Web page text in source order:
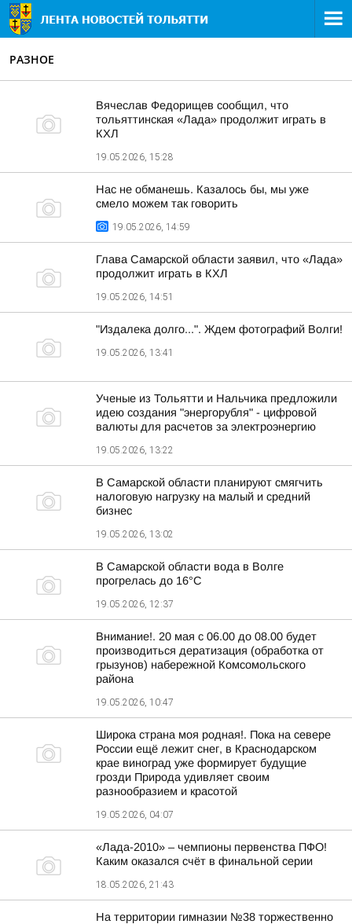
РАЗНОЕ
Вячеслав Федорищев сообщил, что
тольяттинская «Лада» продолжит играть в
КХЛ
19.05.2026, 15:28
Нас не обманешь. Казалось бы, мы уже
смело можем так говорить
19.05.2026, 14:59
Глава Самарской области заявил, что «Лада»
продолжит играть в КХЛ
19.05.2026, 14:51
"Издалека долго...". Ждем фотографий Волги!
19.05.2026, 13:41
Ученые из Тольятти и Нальчика предложили
идею создания "энергорубля" - цифровой
валюты для расчетов за электроэнергию
19.05.2026, 13:22
В Самарской области планируют смягчить
налоговую нагрузку на малый и средний
бизнес
19.05.2026, 13:02
В Самарской области вода в Волге
прогрелась до 16°C
19.05.2026, 12:37
Внимание!. 20 мая с 06.00 до 08.00 будет
производиться дератизация (обработка от
грызунов) набережной Комсомольского
района
19.05.2026, 10:47
Широка страна моя родная!. Пока на севере
России ещё лежит снег, в Краснодарском
крае виноград уже формирует будущие
грозди Природа удивляет своим
разнообразием и красотой
19.05.2026, 04:07
«Лада-2010» – чемпионы первенства ПФО!
Каким оказался счёт в финальной серии
18.05.2026, 21:43
На территории гимназии №38 торжественно